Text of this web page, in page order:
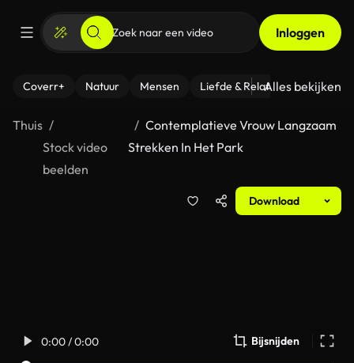
Inloggen
Coverr+ Natuur Mensen Liefde & Relaties - Fitness
Alles bekijken
Thuis
Stock video
beelden
Contemplatieve Vrouw Langzaam
Strekken In Het Park
Download
0:00 / 0:00 Bijsnijden